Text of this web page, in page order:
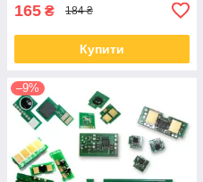
165 ₴ 184 ₴
Купити
–9%